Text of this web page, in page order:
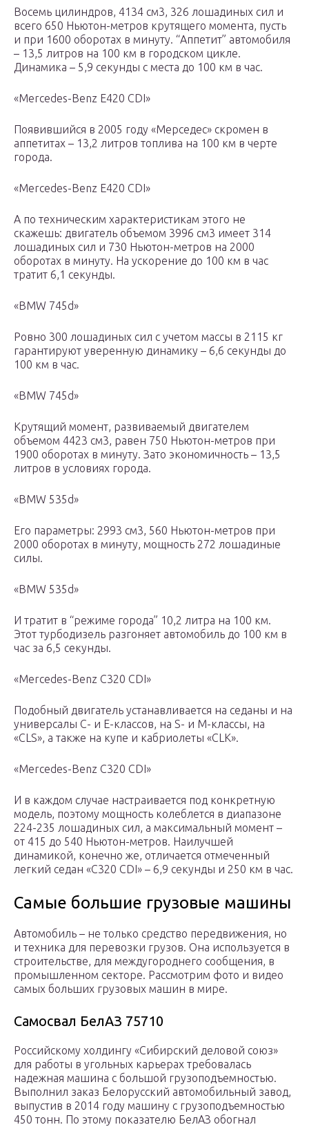
Восемь цилиндров, 4134 см3, 326 лошадиных сил и
всего 650 Ньютон-метров крутящего момента, пусть
и при 1600 оборотах в минуту. “Аппетит” автомобиля
– 13,5 литров на 100 км в городском цикле.
Динамика – 5,9 секунды с места до 100 км в час.
«Mercedes-Benz E420 CDI»
Появившийся в 2005 году «Мерседес» скромен в
аппетитах – 13,2 литров топлива на 100 км в черте
города.
«Mercedes-Benz E420 CDI»
А по техническим характеристикам этого не
скажешь: двигатель объемом 3996 см3 имеет 314
лошадиных сил и 730 Ньютон-метров на 2000
оборотах в минуту. На ускорение до 100 км в час
тратит 6,1 секунды.
«BMW 745d»
Ровно 300 лошадиных сил с учетом массы в 2115 кг
гарантируют уверенную динамику – 6,6 секунды до
100 км в час.
«BMW 745d»
Крутящий момент, развиваемый двигателем
объемом 4423 см3, равен 750 Ньютон-метров при
1900 оборотах в минуту. Зато экономичность – 13,5
литров в условиях города.
«BMW 535d»
Его параметры: 2993 см3, 560 Ньютон-метров при
2000 оборотах в минуту, мощность 272 лошадиные
силы.
«BMW 535d»
И тратит в “режиме города” 10,2 литра на 100 км.
Этот турбодизель разгоняет автомобиль до 100 км в
час за 6,5 секунды.
«Mercedes-Benz C320 CDI»
Подобный двигатель устанавливается на седаны и на
универсалы С- и Е-классов, на S- и М-классы, на
«CLS», а также на купе и кабриолеты «CLK».
«Mercedes-Benz C320 CDI»
И в каждом случае настраивается под конкретную
модель, поэтому мощность колеблется в диапазоне
224-235 лошадиных сил, а максимальный момент –
от 415 до 540 Ньютон-метров. Наилучшей
динамикой, конечно же, отличается отмеченный
легкий седан «C320 CDI» – 6,9 секунды и 250 км в час.
Самые большие грузовые машины
Автомобиль – не только средство передвижения, но
и техника для перевозки грузов. Она используется в
строительстве, для междугороднего сообщения, в
промышленном секторе. Рассмотрим фото и видео
самых больших грузовых машин в мире.
Самосвал БелАЗ 75710
Российскому холдингу «Сибирский деловой союз»
для работы в угольных карьерах требовалась
надежная машина с большой грузоподъемностью.
Выполнил заказ Белорусский автомобильный завод,
выпустив в 2014 году машину с грузоподъемностью
450 тонн. По этому показателю БелАЗ обогнал